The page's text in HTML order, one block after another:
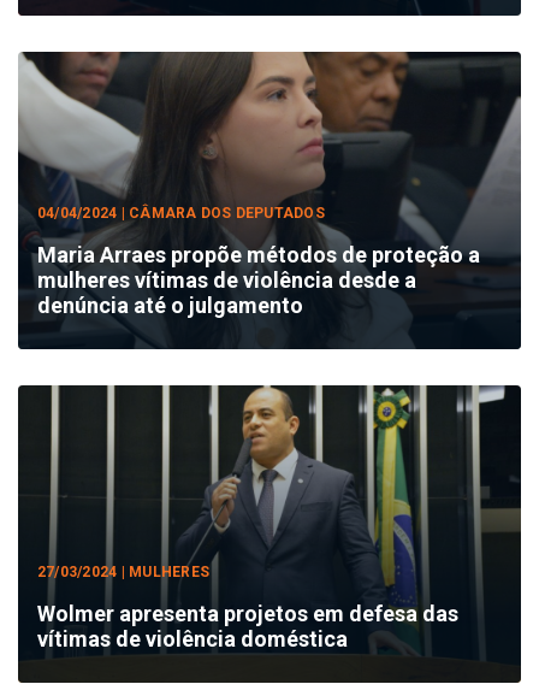
04/04/2024 | CÂMARA DOS DEPUTADOS
Maria Arraes propõe métodos de proteção a
mulheres vítimas de violência desde a
denúncia até o julgamento
27/03/2024 | MULHERES
Wolmer apresenta projetos em defesa das
vítimas de violência doméstica